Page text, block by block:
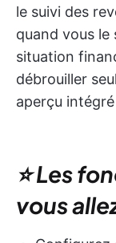
le suivi des
quand vous
situation
débrouiller
aperçu
⭐ Les
vous